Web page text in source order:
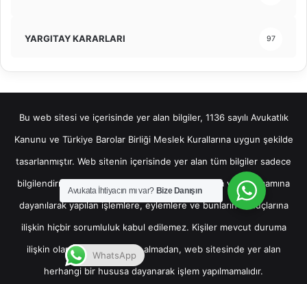
YARGITAY KARARLARI 97
Bu web sitesi ve içerisinde yer alan bilgiler, 1136 sayılı Avukatlık
Kanunu ve Türkiye Barolar Birliği Meslek Kurallarına uygun şekilde
tasarlanmıştır. Web sitenin içerisinde yer alan tüm bilgiler sadece
bilgilendirme amaçlı olup, bu bilgilerin bir kısmına veya tamamına
dayanılarak yapılan işlemlere, eylemlere ve bunların sonuçlarına
ilişkin hiçbir sorumluluk kabul edilemez. Kişiler mevcut duruma
ilişkin olarak hukuki destek almadan, web sitesinde yer alan
herhangi bir hususa dayanarak işlem yapılmamalıdır.
Avukata İhtiyacın mı var? Bize Danışın
WhatsApp